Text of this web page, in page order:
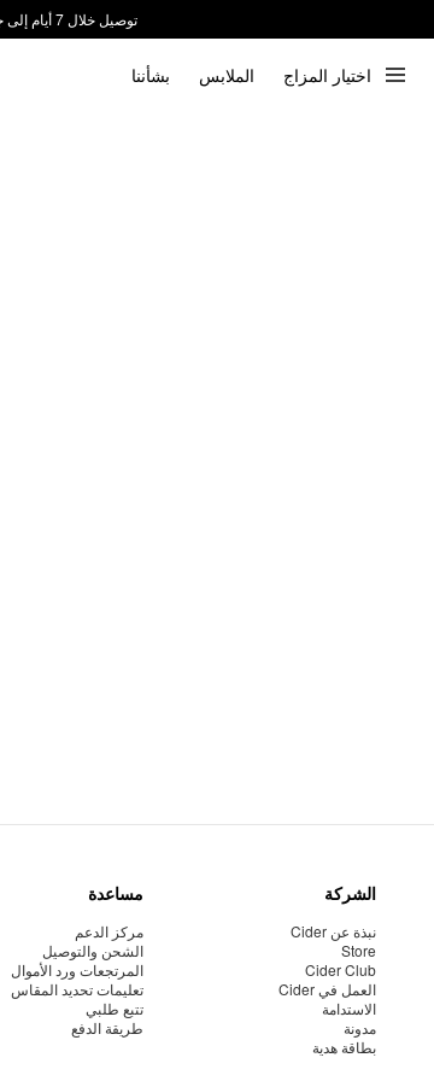
توصيل خلال 7 أيام إلى جميع دول الخليج
اختيار المزاج الملابس بشأننا
الشركة
نبذة عن Cider
Store
Cider Club
العمل في Cider
الاستدامة
مدونة
بطاقة هدية
مساعدة
مركز الدعم
الشحن والتوصيل
المرتجعات ورد الأموال
تعليمات تحديد المقاس
تتبع طلبي
طريقة الدفع